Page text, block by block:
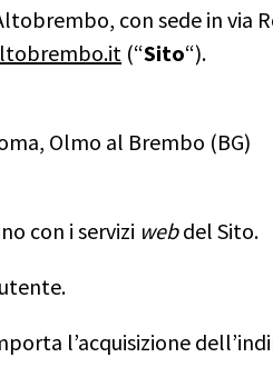
con sede in via
(“Sito“).
Olmo al Brembo (BG)
con i servizi webdel Sito.
l’acquisizione